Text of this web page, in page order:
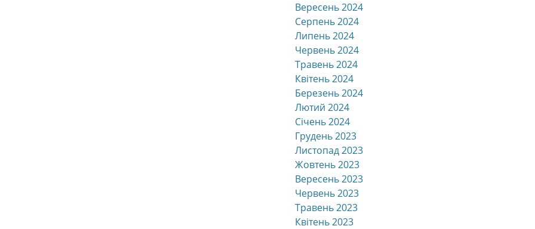
Вересень 2024
Серпень 2024
Липень 2024
Червень 2024
Травень 2024
Квітень 2024
Березень 2024
Лютий 2024
Січень 2024
Грудень 2023
Листопад 2023
Жовтень 2023
Вересень 2023
Червень 2023
Травень 2023
Квітень 2023